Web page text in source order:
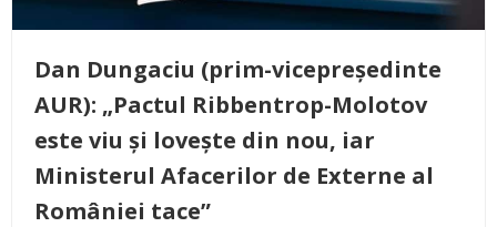
Dan Dungaciu (prim-vicepreședinte
AUR): „Pactul Ribbentrop-Molotov
este viu și lovește din nou, iar
Ministerul Afacerilor de Externe al
României tace”